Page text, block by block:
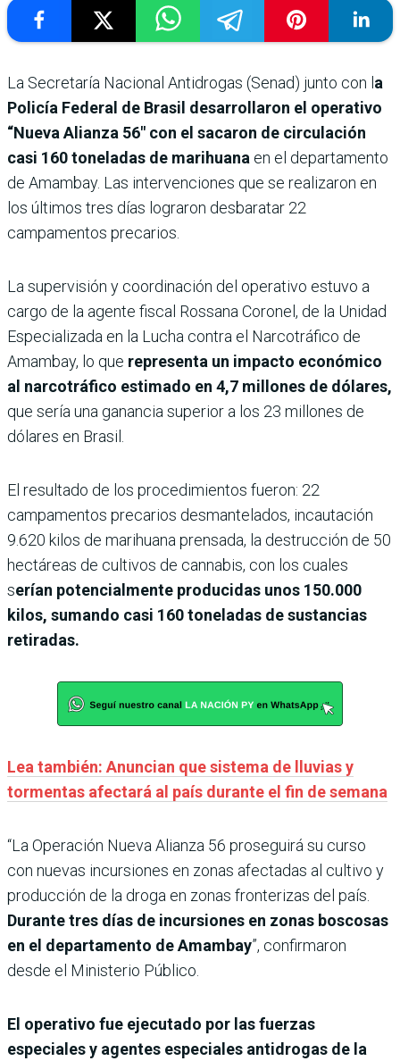
La Secretaría Nacional Antidrogas (Senad) junto con l a
Policía Federal de Brasil desarrollaron el operativo
“Nueva Alianza 56″ con el sacaron de circulación
casi 160 toneladas de marihuana en el departamento
de Amambay. Las intervenciones que se realizaron en
los últimos tres días lograron desbaratar 22
campamentos precarios.
La supervisión y coordinación del operativo estuvo a
cargo de la agente fiscal Rossana Coronel, de la Unidad
Especializada en la Lucha contra el Narcotráfico de
Amambay, lo que representa un impacto económico
al narcotráfico estimado en 4,7 millones de dólares,
que sería una ganancia superior a los 23 millones de
dólares en Brasil.
El resultado de los procedimientos fueron: 22
campamentos precarios desmantelados, incautación
9.620 kilos de marihuana prensada, la destrucción de 50
hectáreas de cultivos de cannabis, con los cuales
serían potencialmente producidas unos 150.000
kilos, sumando casi 160 toneladas de sustancias
retiradas.
Lea también: Anuncian que sistema de lluvias y
tormentas afectará al país durante el fin de semana
“La Operación Nueva Alianza 56 proseguirá su curso
con nuevas incursiones en zonas afectadas al cultivo y
producción de la droga en zonas fronterizas del país.
Durante tres días de incursiones en zonas boscosas
en el departamento de Amambay”, confirmaron
desde el Ministerio Público.
El operativo fue ejecutado por las fuerzas
especiales y agentes especiales antidrogas de la